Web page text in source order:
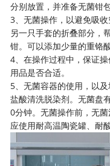
分别放置，并准备无菌钳包
3、无菌操作，以避免吸
另一只手套的折叠部分，
钳。可以添加少量的重铬
4、在操作过程中，保证
用品是否合适。
5、无菌容器的使用，以
盐酸清洗脱染剂。无菌盘
0分钟。无菌操作前，无
应使用耐高温陶瓷罐、耐